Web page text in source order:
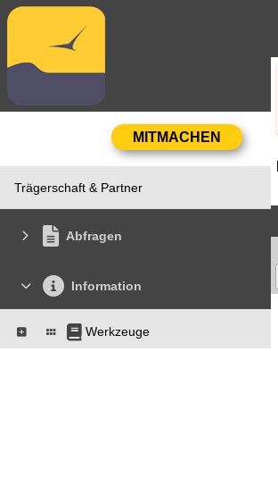
Trägerschaft & Partner
Abfragen
Information
Werkzeuge